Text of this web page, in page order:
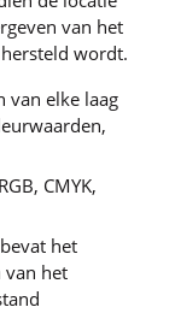
van het
wordt.
van elke laag
CMYK,
het
van het